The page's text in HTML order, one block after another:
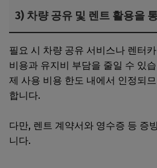
3) 차량 공유 및 렌트 활용을
필요 시 차량 공유 서비스나 렌터
비용과 유지비 부담을 줄일 수 있
제 사용 비용 한도 내에서 인정되
합니다.
다만, 렌트 계약서와 영수증 등 증
니다.